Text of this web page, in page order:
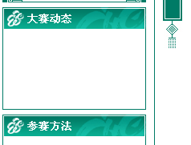
诗意名城·地铁时间
·地铁完美呈现【诗意·名城...